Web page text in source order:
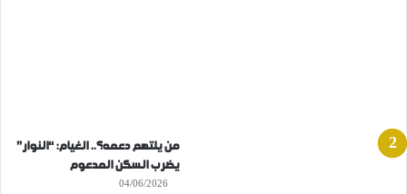
من يلتهم دعمه؟.. الغيام: “النوار”
يضرب السكن المدعوم
04/06/2026